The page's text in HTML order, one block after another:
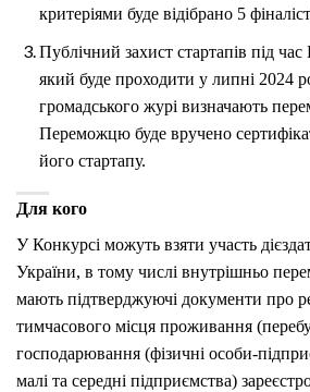
критеріями буде відібрано 5
Публічний захист стартапів під
який буде проходити у липні 2024
громадського журі визначають
Переможцю буде вручено
його стартапу.
Для кого
У Конкурсі можуть взяти участь
України, в тому числі внутрішньо
мають підтверджуючі документи про
тимчасового місця проживання
господарювання (фізичні особи-
малі та середні підприємства)